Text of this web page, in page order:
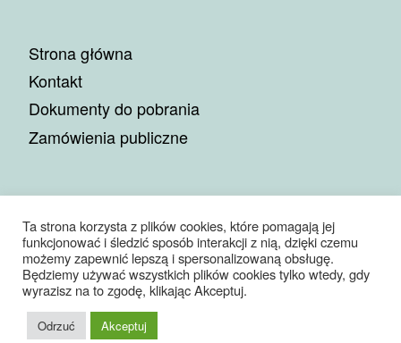
Strona główna
Kontakt
Dokumenty do pobrania
Zamówienia publiczne
© 2026Miejskie Przedsiębiorstwo Gospodarki Komunalnej
Sp. z o.o.– Wszelkie prawa zastrzeżone
Oparte naWP– Zaprojektowano z Motyw Customizr
Ta strona korzysta z plików cookies, które pomagają jej
funkcjonować i śledzić sposób interakcji z nią, dzięki czemu
możemy zapewnić lepszą i spersonalizowaną obsługę.
Będziemy używać wszystkich plików cookies tylko wtedy, gdy
wyrazisz na to zgodę, klikając Akceptuj.
Odrzuć Akceptuj